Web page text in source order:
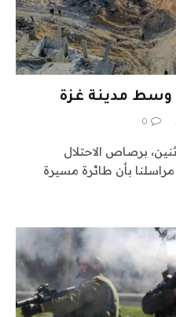
وسط مدينة غزة
0
برصاص الاحتلال
مراسلنا بأن طائرة مسيرة